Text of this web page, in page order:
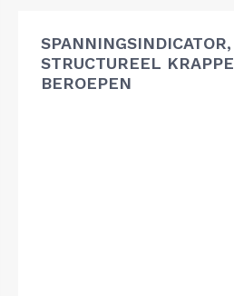
SPANNINGSINDICATOR,
STRUCTUREEL KRAPPE
BEROEPEN